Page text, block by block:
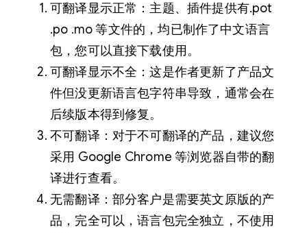
可翻译显示正常：主题、插件提供有.pot
.po .mo 等文件的，均已制作了中文语言
包，您可以直接下载使用。
可翻译显示不全：这是作者更新了产品文
件但没更新语言包字符串导致，通常会在
后续版本得到修复。
不可翻译：对于不可翻译的产品，建议您
采用 Google Chrome 等浏览器自带的翻
译进行查看。
无需翻译：部分客户是需要英文原版的产
品，完全可以，语言包完全独立，不使用